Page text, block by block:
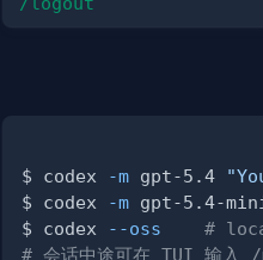
$ codex -m gpt-5.4
$ codex
-m gpt-5.4-
$ codex
--oss
#
# 会话中途可在 TUI 输入 /